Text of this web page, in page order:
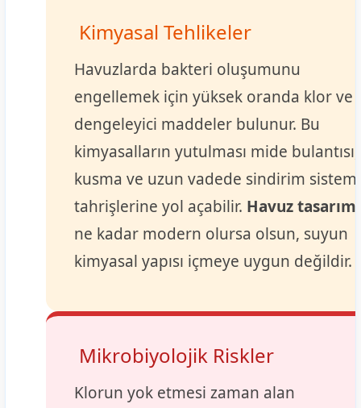
Kimyasal Tehlikeler
Havuzlarda bakteri oluşumunu
engellemek için yüksek oranda klor ve
dengeleyici maddeler bulunur. Bu
kimyasalların yutulması mide bulantısı,
kusma ve uzun vadede sindirim sistemi
tahrişlerine yol açabilir. Havuz tasarımı
ne kadar modern olursa olsun, suyun
kimyasal yapısı içmeye uygun değildir.
Mikrobiyolojik Riskler
Klorun yok etmesi zaman alan